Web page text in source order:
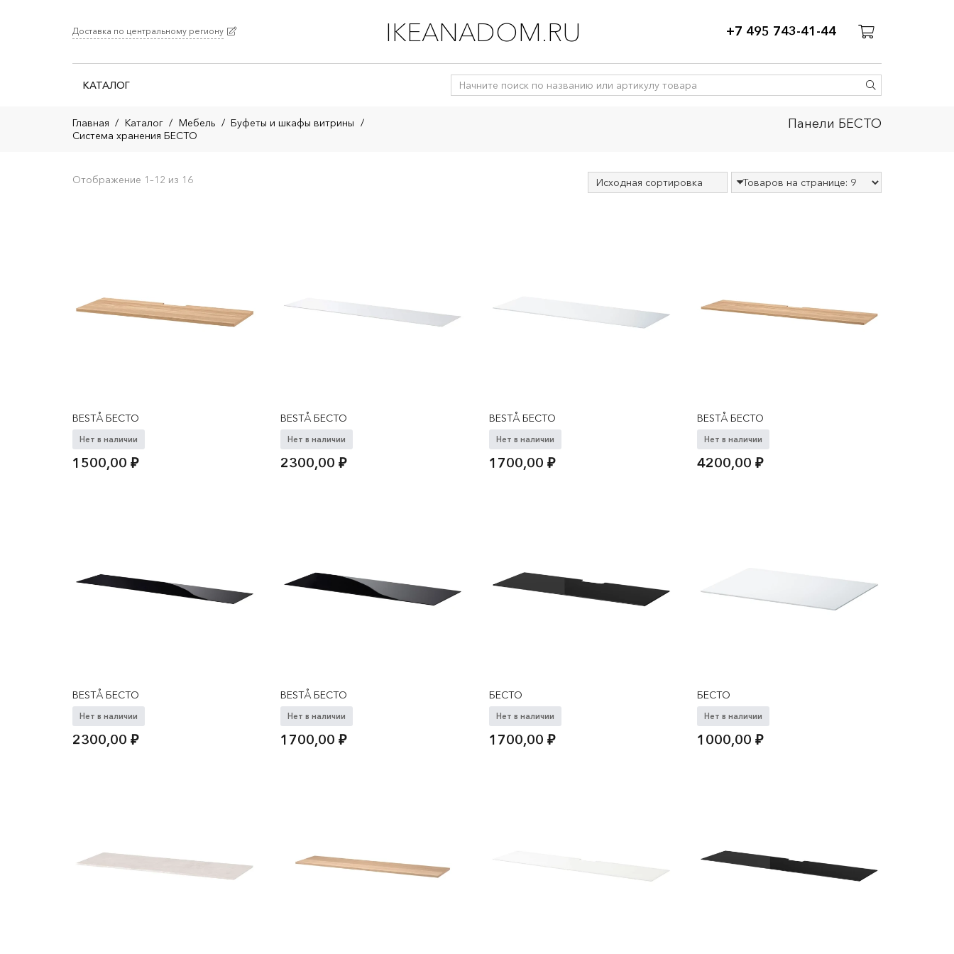
Доставка по центральному региону IKEANADOM.RU +7 495 743-41-44
КАТАЛОГ
Главная / Каталог / Мебель / Буфеты и шкафы витрины /
Система хранения БЕСТО
Панели БЕСТО
Отображение 1–12 из 16
BESTÅ БЕСТО
Нет в наличии
1500,00 ₽
BESTÅ БЕСТО
Нет в наличии
2300,00₽
BESTÅ БЕСТО
Нет в наличии
1700,00 ₽
BESTÅ БЕСТО
Нет в наличии
4200,00₽
BESTÅ БЕСТО
Нет в наличии
2300,00 ₽
BESTÅ БЕСТО
Нет в наличии
1700,00₽
БЕСТО
Нет в наличии
1700,00 ₽
БЕСТО
Нет в наличии
1000,00₽